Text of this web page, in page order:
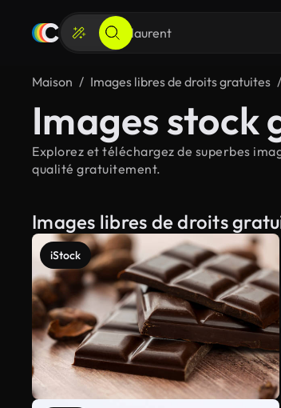
Maison Images libres de droits gratuites
Images stock
Explorez et téléchargez de superbes
qualité gratuitement.
Images libres de droits
iStock